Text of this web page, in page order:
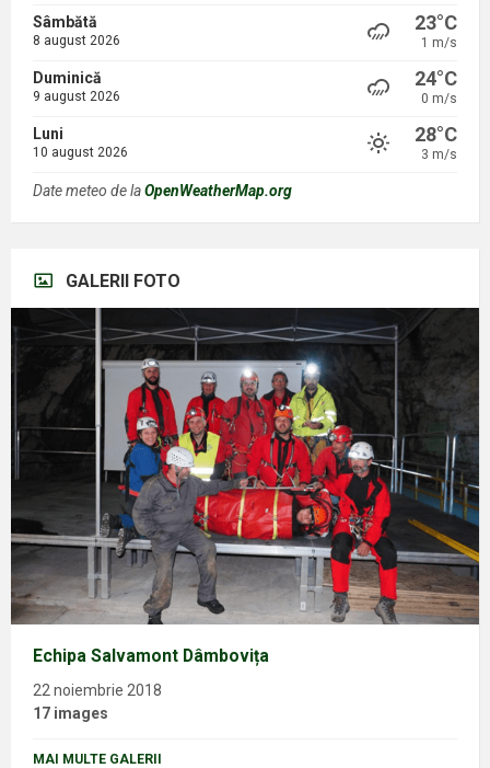
Sâmbătă
8 august 2026
23°C
1 m/s
Duminică
9 august 2026
24°C
0 m/s
Luni
10 august 2026
28°C
3 m/s
Date meteo de laOpenWeatherMap.org
GALERII FOTO
Echipa Salvamont Dâmbovița
22 noiembrie 2018
17 images
MAI MULTE GALERII